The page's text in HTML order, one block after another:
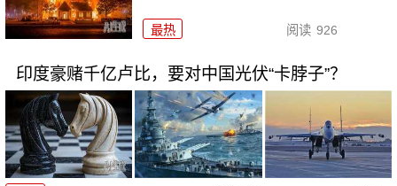
最热 阅读 926
印度豪赌千亿卢比，要对中国光伏“卡脖子”？